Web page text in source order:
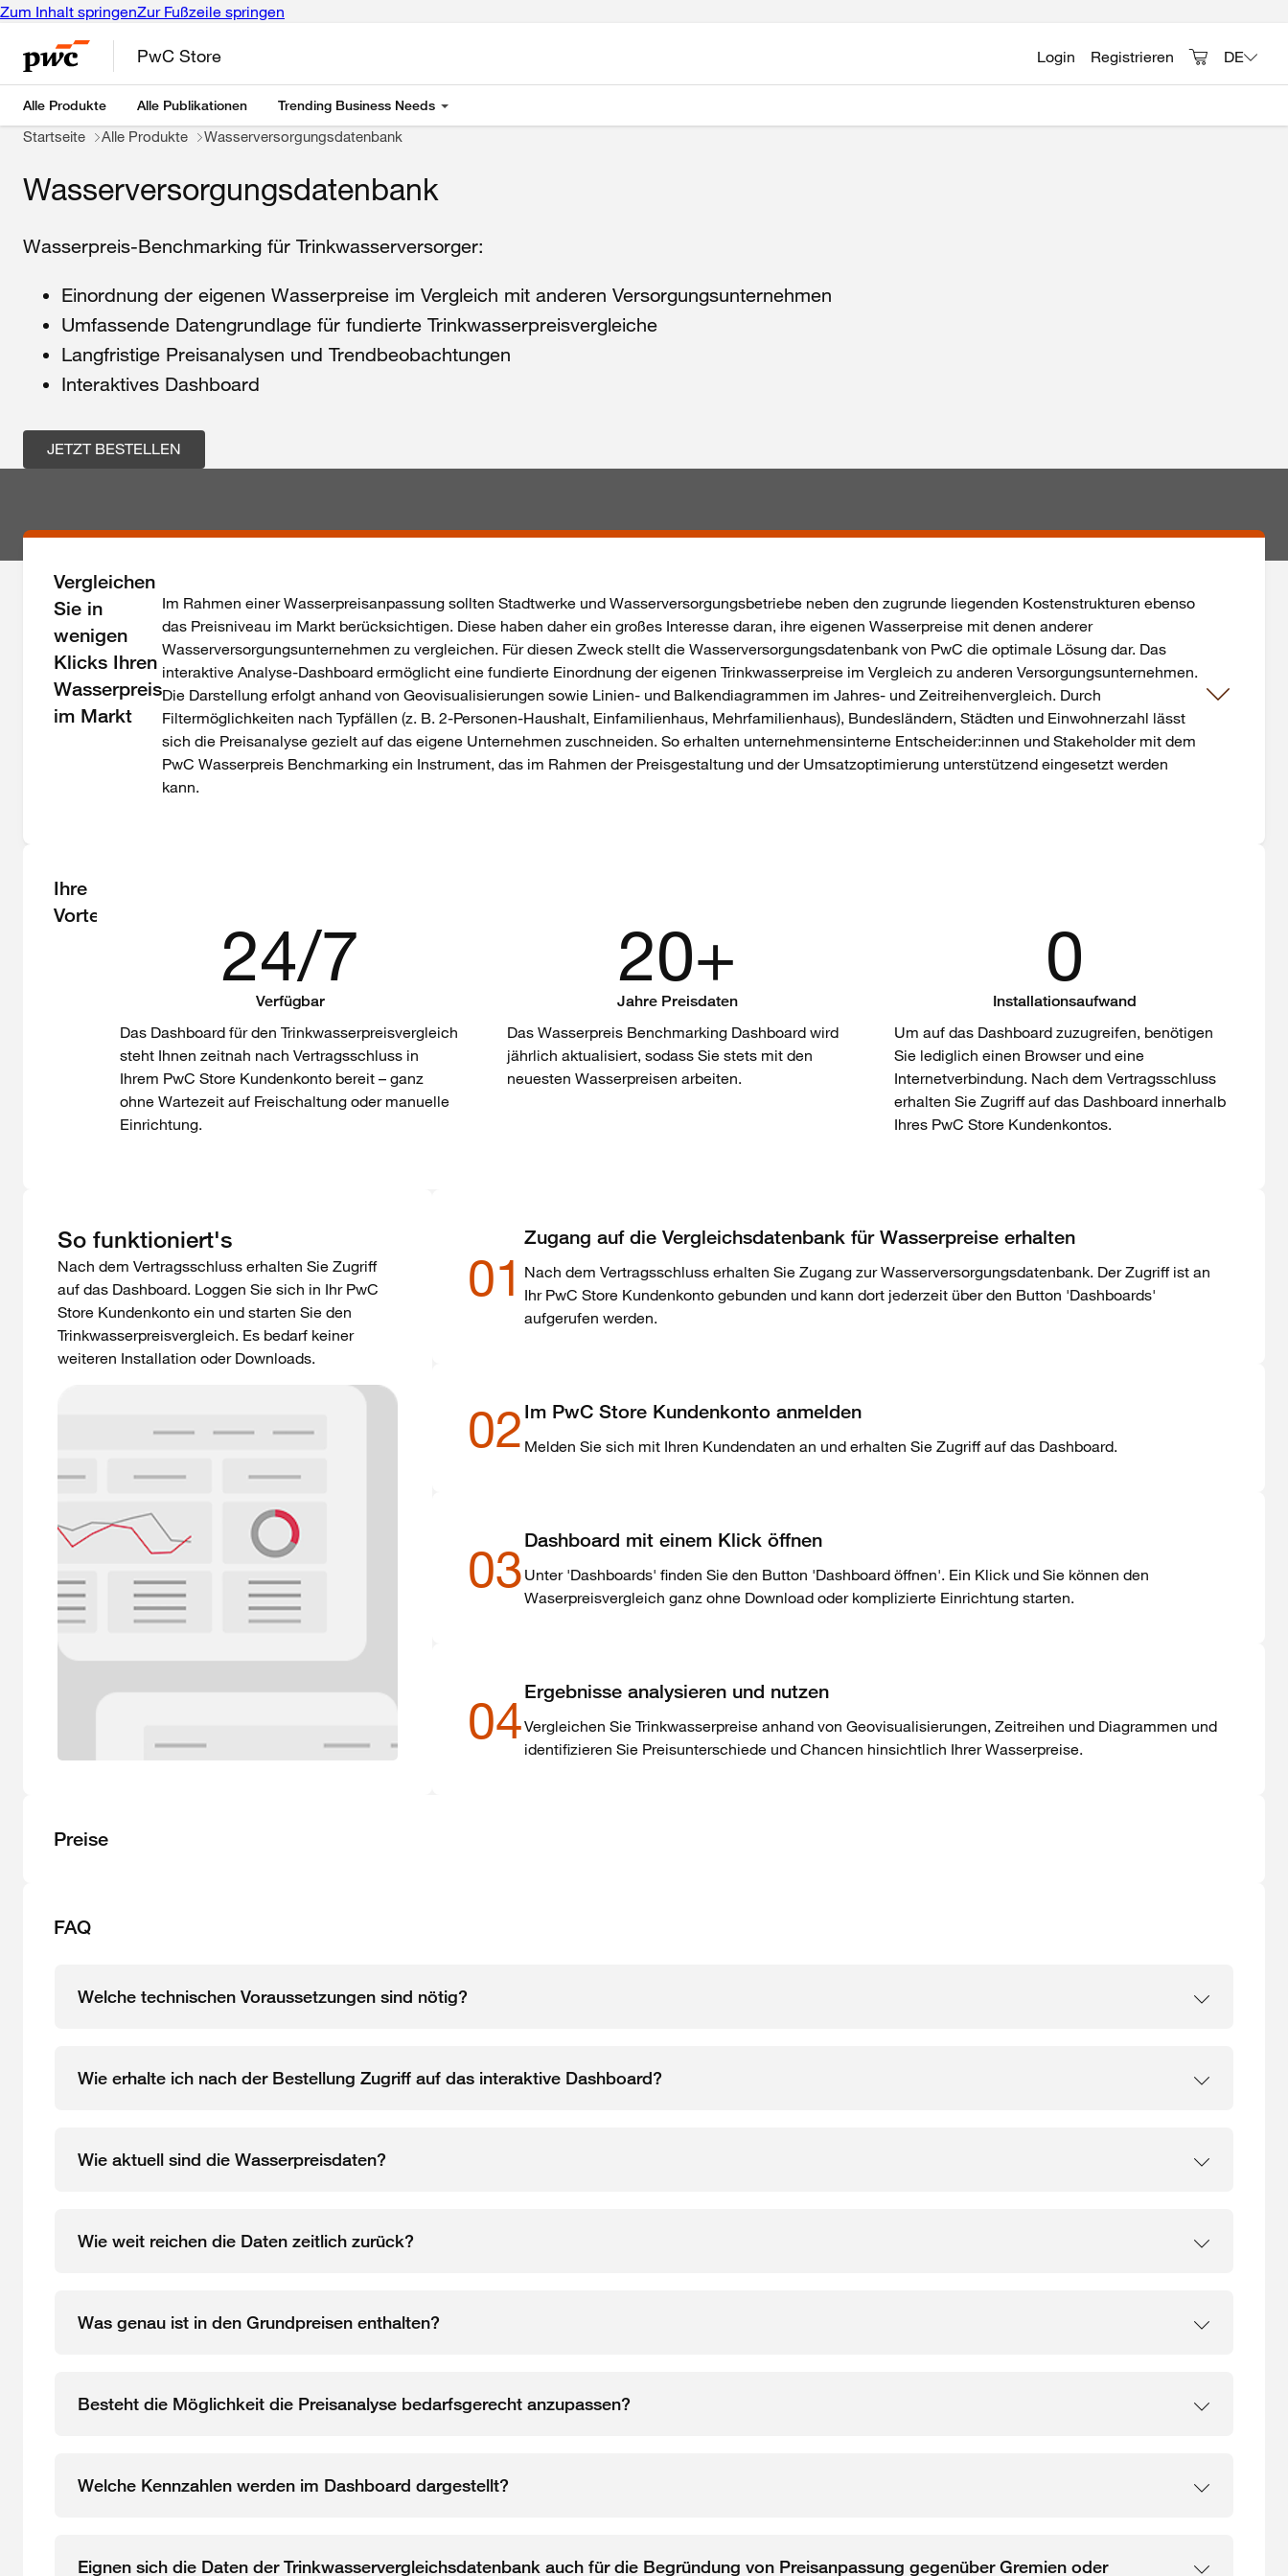
Zum Inhalt springenZur Fußzeile springen
PwC Store
Alle Produkte Alle Publikationen Trending Business Needs
Login Registrieren DE
Startseite Alle Produkte Wasserversorgungsdatenbank
Wasserversorgungsdatenbank
Wasserpreis-Benchmarking für Trinkwasserversorger:
Einordnung der eigenen Wasserpreise im Vergleich mit anderen Versorgungsunternehmen
Umfassende Datengrundlage für fundierte Trinkwasserpreisvergleiche
Langfristige Preisanalysen und Trendbeobachtungen
Interaktives Dashboard
JETZT BESTELLEN
Vergleichen
Sie in
wenigen
Klicks Ihren
Wasserpreis
im Markt
Im Rahmen einer Wasserpreisanpassung sollten Stadtwerke und Wasserversorgungsbetriebe neben den zugrunde liegenden Kostenstrukturen ebenso
das Preisniveau im Markt berücksichtigen. Diese haben daher ein großes Interesse daran, ihre eigenen Wasserpreise mit denen anderer
Wasserversorgungsunternehmen zu vergleichen. Für diesen Zweck stellt die Wasserversorgungsdatenbank von PwC die optimale Lösung dar. Das
interaktive Analyse-Dashboard ermöglicht eine fundierte Einordnung der eigenen Trinkwasserpreise im Vergleich zu anderen Versorgungsunternehmen.
Die Darstellung erfolgt anhand von Geovisualisierungen sowie Linien- und Balkendiagrammen im Jahres- und Zeitreihenvergleich. Durch
Filtermöglichkeiten nach Typfällen (z. B. 2-Personen-Haushalt, Einfamilienhaus, Mehrfamilienhaus), Bundesländern, Städten und Einwohnerzahl lässt
sich die Preisanalyse gezielt auf das eigene Unternehmen zuschneiden. So erhalten unternehmensinterne Entscheider:innen und Stakeholder mit dem
PwC Wasserpreis Benchmarking ein Instrument, das im Rahmen der Preisgestaltung und der Umsatzoptimierung unterstützend eingesetzt werden
kann.
Ihre
Vorteile
24/7
Verfügbar
Das Dashboard für den Trinkwasserpreisvergleich
steht Ihnen zeitnah nach Vertragsschluss in
Ihrem PwC Store Kundenkonto bereit – ganz
ohne Wartezeit auf Freischaltung oder manuelle
Einrichtung.
20+
Jahre Preisdaten
Das Wasserpreis Benchmarking Dashboard wird
jährlich aktualisiert, sodass Sie stets mit den
neuesten Wasserpreisen arbeiten.
0
Installationsaufwand
Um auf das Dashboard zuzugreifen, benötigen
Sie lediglich einen Browser und eine
Internetverbindung. Nach dem Vertragsschluss
erhalten Sie Zugriff auf das Dashboard innerhalb
Ihres PwC Store Kundenkontos.
So funktioniert's
Nach dem Vertragsschluss erhalten Sie Zugriff
auf das Dashboard. Loggen Sie sich in Ihr PwC
Store Kundenkonto ein und starten Sie den
Trinkwasserpreisvergleich. Es bedarf keiner
weiteren Installation oder Downloads.
01
Zugang auf die Vergleichsdatenbank für Wasserpreise erhalten
Nach dem Vertragsschluss erhalten Sie Zugang zur Wasserversorgungsdatenbank. Der Zugriff ist an
Ihr PwC Store Kundenkonto gebunden und kann dort jederzeit über den Button 'Dashboards'
aufgerufen werden.
02 Im PwC Store Kundenkonto anmelden
Melden Sie sich mit Ihren Kundendaten an und erhalten Sie Zugriff auf das Dashboard.
03Dashboard mit einem Klick öffnen
Unter 'Dashboards' finden Sie den Button 'Dashboard öffnen'. Ein Klick und Sie können den
Waserpreisvergleich ganz ohne Download oder komplizierte Einrichtung starten.
04Ergebnisse analysieren und nutzen
Vergleichen Sie Trinkwasserpreise anhand von Geovisualisierungen, Zeitreihen und Diagrammen und
identifizieren Sie Preisunterschiede und Chancen hinsichtlich Ihrer Wasserpreise.
Preise
FAQ
Welche technischen Voraussetzungen sind nötig?
Wie erhalte ich nach der Bestellung Zugriff auf das interaktive Dashboard?
Wie aktuell sind die Wasserpreisdaten?
Wie weit reichen die Daten zeitlich zurück?
Was genau ist in den Grundpreisen enthalten?
Besteht die Möglichkeit die Preisanalyse bedarfsgerecht anzupassen?
Welche Kennzahlen werden im Dashboard dargestellt?
Eignen sich die Daten der Trinkwasservergleichsdatenbank auch für die Begründung von Preisanpassung gegenüber Gremien oder